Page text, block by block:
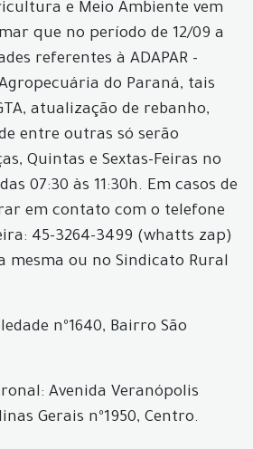
e Meio Ambiente vem
que no período de 12/09 a
referentes à ADAPAR -
do Paraná, tais
atualização de rebanho,
entre outras só serão
Quintas e Sextas-Feiras no
07:30 às 11:30h. Em casos de
em contato com o telefone
45-3264-3499 (whatts zap)
mesma ou no Sindicato Rural
nº1640, Bairro São
Avenida Veranópolis
Gerais nº1950, Centro.